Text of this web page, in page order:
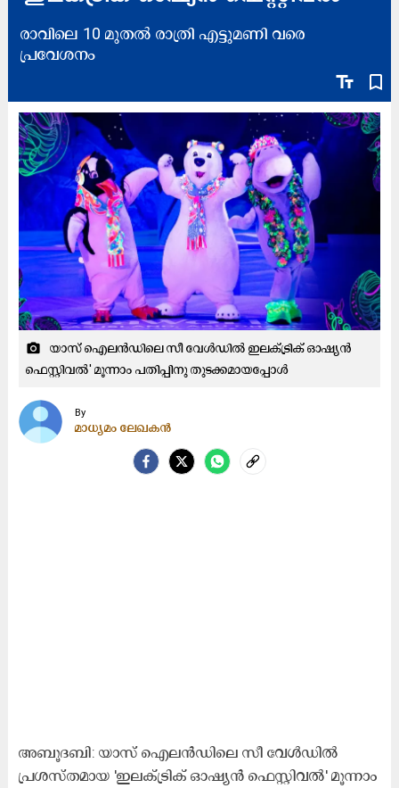
text_fields bookmark_border
രാവിലെ 10 മുതല്‍ രാത്രി എട്ടുമണി വരെ
പ്രവേശനം
camera_alt
യാസ് ഐലന്‍ഡിലെ സീ വേള്‍ഡില്‍ ഇലക്ട്രിക് ഓഷ്യന്‍
ഫെസ്റ്റിവല്‍' മൂന്നാം പതിപ്പിനു തുടക്കമായപ്പോൾ
By
മാധ്യമം ലേഖകൻ
അബൂദബി: യാസ് ഐലന്‍ഡിലെ സീ വേള്‍ഡില്‍
പ്രശസ്തമായ 'ഇലക്ട്രിക് ഓഷ്യന്‍ ഫെസ്റ്റിവല്‍' മൂന്നാം